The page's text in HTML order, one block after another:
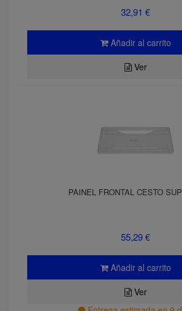
32,91 €
Añadir al carrito
Ver
PAINEL FRONTAL CESTO
55,29 €
Añadir al carrito
Ver